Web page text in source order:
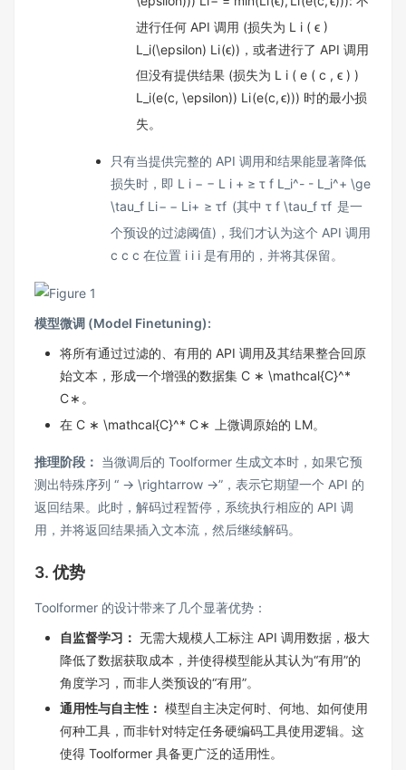
进行任何 API 调用 (损失为 L i ( ϵ )
L_i(\epsilon) L i(ϵ))，或者进行了 API 调用
但没有提供结果 (损失为 L i ( e ( c , ϵ ) )
L_i(e(c, \epsilon)) L i(e(c,ϵ))) 时的最小损
失。
只有当提供完整的 API 调用和结果能显著降低
损失时，即 L i − − L i + ≥ τ f L_i^- - L_i^+ \ge
\tau_f L i− − L i+ ≥ τf (其中 τ f \tau_f τf 是一
个预设的过滤阈值)，我们才认为这个 API 调用
c c c 在位置 i i i 是有用的，并将其保留。
模型微调 (Model Finetuning):
将所有通过过滤的、有用的 API 调用及其结果整合回原
始文本，形成一个增强的数据集 C ∗ \mathcal{C}^*
C∗ 。
在 C ∗ \mathcal{C}^* C∗ 上微调原始的 LM。
推理阶段： 当微调后的 Toolformer 生成文本时，如果它预
测出特殊序列 “ → \rightarrow →”，表示它期望一个 API 的
返回结果。此时，解码过程暂停，系统执行相应的 API 调
用，并将返回结果插入文本流，然后继续解码。
3. 优势
Toolformer 的设计带来了几个显著优势：
自监督学习： 无需大规模人工标注 API 调用数据，极大
降低了数据获取成本，并使得模型能从其认为“有用”的
角度学习，而非人类预设的“有用”。
通用性与自主性： 模型自主决定何时、何地、如何使用
何种工具，而非针对特定任务硬编码工具使用逻辑。这
使得 Toolformer 具备更广泛的适用性。